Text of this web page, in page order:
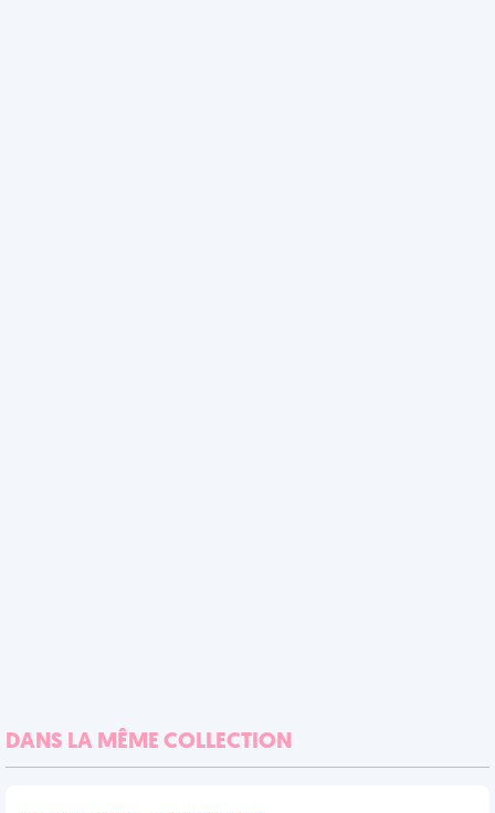
DANS LA MÊME COLLECTION